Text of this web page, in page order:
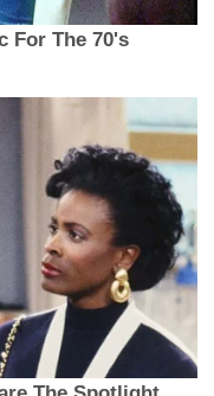
For The 70's